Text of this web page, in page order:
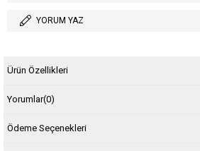
YORUM YAZ
Ürün Özellikleri
Yorumlar(0)
Ödeme Seçenekleri